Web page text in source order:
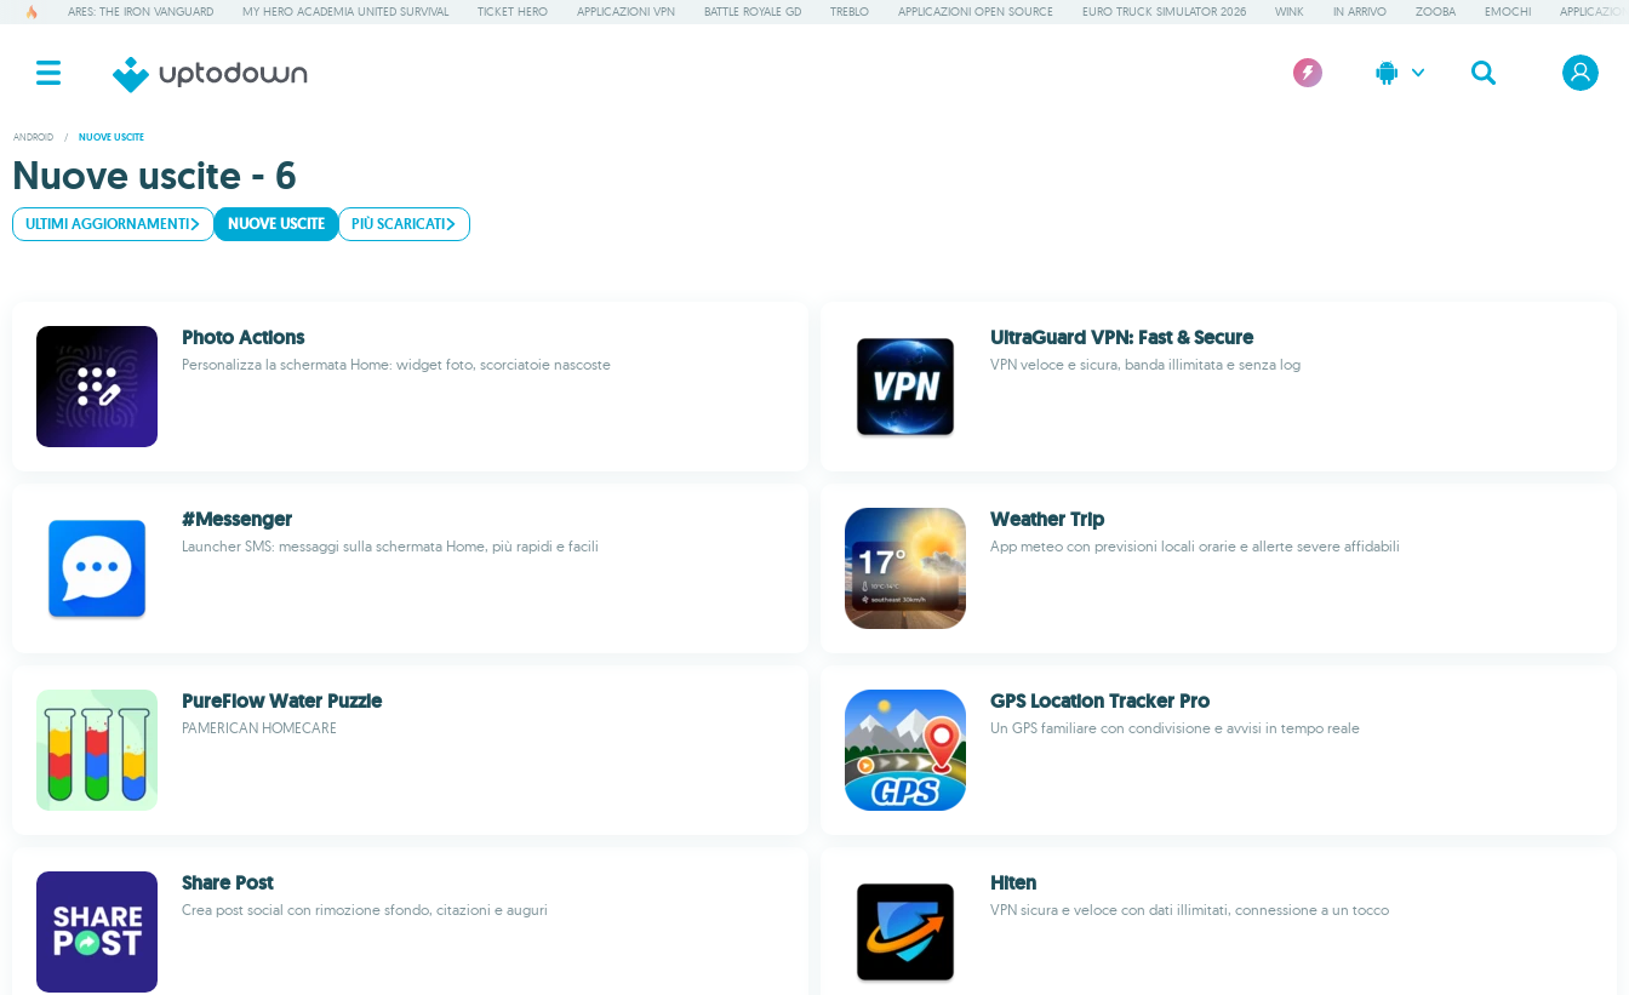
ARES: THE IRON VANGUARD MY HERO ACADEMIA UNITED SURVIVAL TICKET HERO APPLICAZIONI VPN BATTLE ROYALE GD TREBLO APPLICAZIONI OPEN SOURCE EURO TRUCK SIMULATOR 2026 WINK IN ARRIVO ZOOBA EMOCHI
ANDROID / NUOVE USCITE
Nuove uscite - 6
ULTIMI AGGIORNAMENTI NUOVE USCITE PIÙ SCARICATI
Photo Actions
Personalizza la schermata Home: widget foto, scorciatoie nascoste
UltraGuard VPN: Fast & Secure
VPN veloce e sicura, banda illimitata e senza log
#Messenger
Launcher SMS: messaggi sulla schermata Home, più rapidi e facili
Weather Trip
App meteo con previsioni locali orarie e allerte severe affidabili
PureFlow Water Puzzle
PAMERICAN HOMECARE
GPS Location Tracker Pro
Un GPS familiare con condivisione e avvisi in tempo reale
Share Post
Crea post social con rimozione sfondo, citazioni e auguri
Hiten
VPN sicura e veloce con dati illimitati, connessione a un tocco